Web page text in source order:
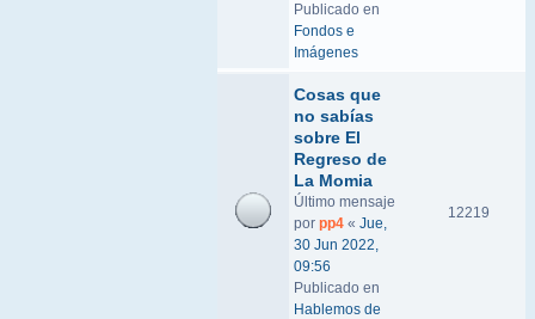
Publicado en
Fondos e
Imágenes
Cosas que
no sabías
sobre El
Regreso de
La Momia
Último mensaje
por pp4 « Jue,
30 Jun 2022,
09:56
Publicado en
Hablemos de
12219